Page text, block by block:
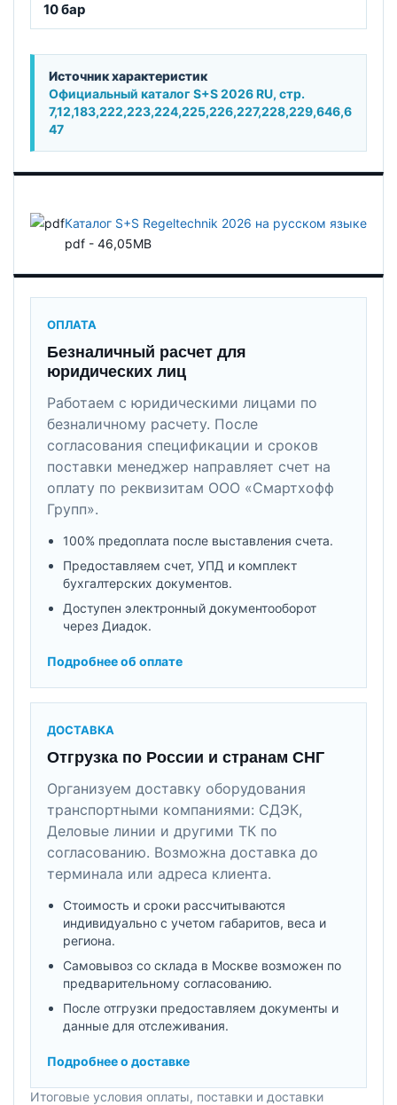
10 бар
Источник характеристик
Официальный каталог S+S 2026 RU, стр.
7,12,183,222,223,224,225,226,227,228,229,646,6
47
Каталог S+S Regeltechnik 2026 на русском языке
pdf - 46,05MB
ОПЛАТА
Безналичный расчет для
юридических лиц
Работаем с юридическими лицами по
безналичному расчету. После
согласования спецификации и сроков
поставки менеджер направляет счет на
оплату по реквизитам ООО «Смартхофф
Групп».
100% предоплата после выставления счета.
Предоставляем счет, УПД и комплект
бухгалтерских документов.
Доступен электронный документооборот
через Диадок.
Подробнее об оплате
ДОСТАВКА
Отгрузка по России и странам СНГ
Организуем доставку оборудования
транспортными компаниями: СДЭК,
Деловые линии и другими ТК по
согласованию. Возможна доставка до
терминала или адреса клиента.
Стоимость и сроки рассчитываются
индивидуально с учетом габаритов, веса и
региона.
Самовывоз со склада в Москве возможен по
предварительному согласованию.
После отгрузки предоставляем документы и
данные для отслеживания.
Подробнее о доставке
Итоговые условия оплаты, поставки и доставки